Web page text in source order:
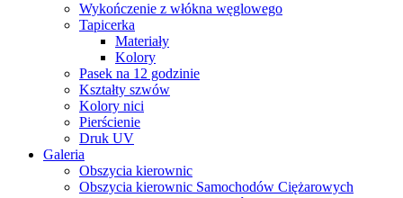
Wykończenie z włókna węglowego
Tapicerka
Materiały
Kolory
Pasek na 12 godzinie
Kształty szwów
Kolory nici
Pierścienie
Druk UV
Galeria
Obszycia kierownic
Obszycia kierownic Samochodów Ciężarowych